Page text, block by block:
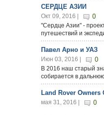
СЕРДЦЕ АЗИИ
Окт 09, 2016 | 0
"Сердце Азии" -
путешествий и
Азии, он
начал формироваться
Первой
экспедиции "...
Павел Арно и УАЗ
Июн 03, 2016 | 0
В 2016 наш старый
собирается в дальнюю
Встретите парня в
...
Land Rover Owners
мая 31, 2016 | 0